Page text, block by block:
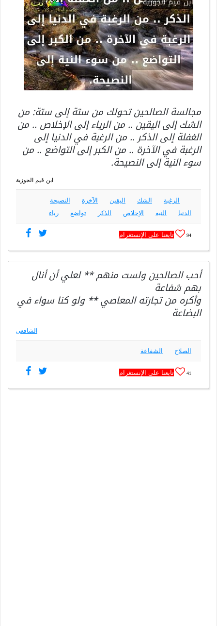
مجالسة الصالحين تحولك من ستة إلى ستة: من
الشك إلى اليقين .. من الرياء إلى الإخلاص .. من
الغفلة إلى الذكر .. من الرغبة في الدنيا إلى
الرغبة في الآخرة .. من الكبر إلى التواضع .. من
سوء النية إلى النصيحة.
ابن قيم الجوزية
الرغبة الشك اليقين الآخرة
النصيحة
الدنيا
النية الإخلاص الذكر تواضع رياء
94 تابعنا على الإنستغرام
أحب الصالحين ولست منهم ** لعلي أن أنال
بهم شفاعة
وأكره من تجارته المعاصي ** ولو كنا سواء في
البضاعة
الشافعي
الصلاح الشفاعة
41 تابعنا على الإنستغرام